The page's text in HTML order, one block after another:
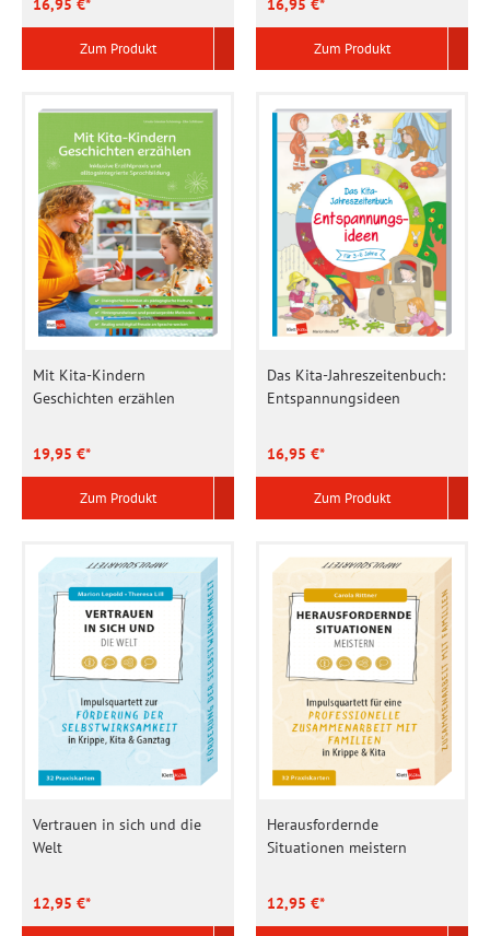
16,95 €*
Zum Produkt
16,95 €*
Zum Produkt
Mit Kita-Kindern
Geschichten erzählen
19,95 €*
Zum Produkt
Das Kita-Jahreszeitenbuch:
Entspannungsideen
16,95 €*
Zum Produkt
Vertrauen in sich und die
Welt
12,95 €*
Herausfordernde
Situationen meistern
12,95 €*